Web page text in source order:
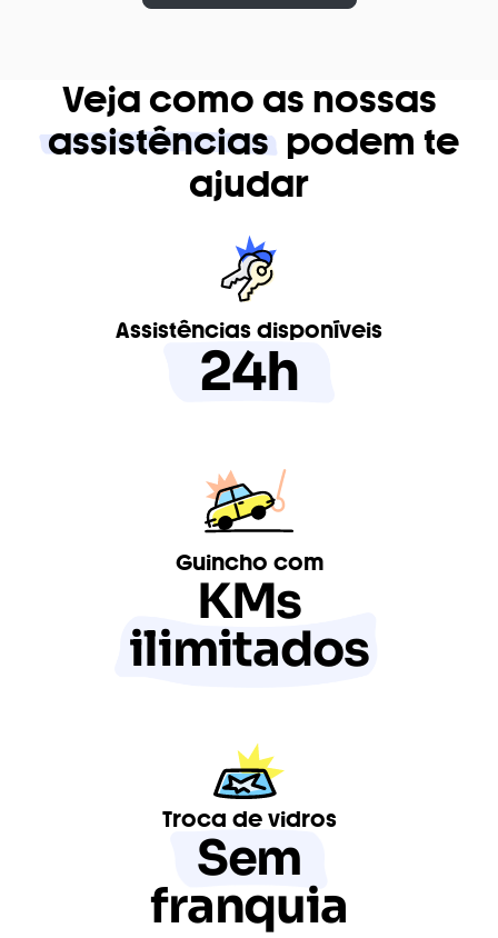
Veja como as nossas
assistências podem te
ajudar
Assistências disponíveis
24h
Guincho com
KMs
ilimitados
Troca de vidros
Sem
franquia